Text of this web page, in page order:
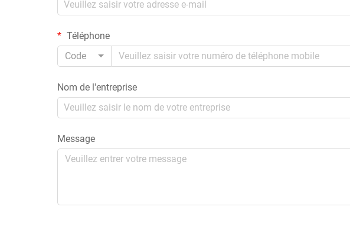
Téléphone
Code
Nom de l'entreprise
Message